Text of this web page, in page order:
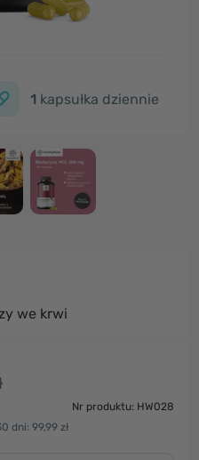
1 kapsułka dziennie
we krwi
Nr produktu: HW028
dni: 99,99 zł